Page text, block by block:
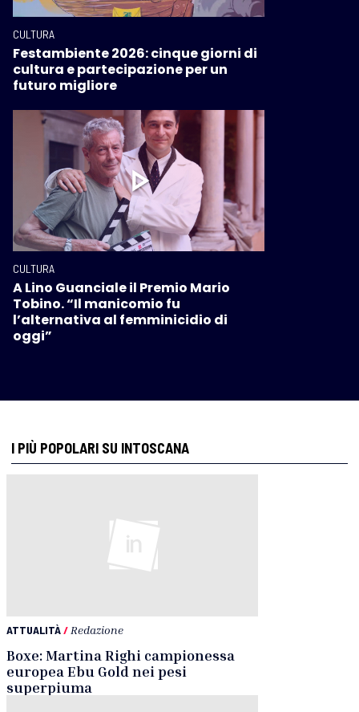
CULTURA
Festambiente 2026: cinque giorni di
cultura e partecipazione per un
futuro migliore
CULTURA
A Lino Guanciale il Premio Mario
Tobino. “Il manicomio fu
l’alternativa al femminicidio di
oggi”
I PIÙ POPOLARI SU INTOSCANA
ATTUALITÀ/ Redazione
Boxe: Martina Righi campionessa
europea Ebu Gold nei pesi
superpiuma